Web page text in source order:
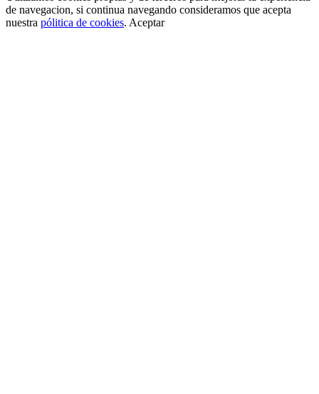
de navegacion, si continua navegando consideramos que acepta
nuestra pólitica de cookies. Aceptar